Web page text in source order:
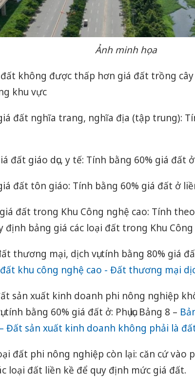
Ảnh minh họa
đất không được thấp hơn giá đất trồng
khu vực
đất nghĩa trang, nghĩa địa (tập trung):
đất giáo dục, y tế: Tính bằng 60% giá đất
đất tôn giáo: Tính bằng 60% giá đất ở
đất trong Khu Công nghệ cao: Tính
định bảng giá các loại đất trong Khu
thương mại, dịch vụ: tính bằng 80% giá đất
khu công nghệ cao - Đất thương mại
sản xuất kinh doanh phi nông nghiệp
tính bằng 60% giá đất ở: Phụ lục Bảng 8 –
Đất sản xuất kinh doanh không phải là
đất phi nông nghiệp còn lại: căn cứ vào
loại đất liền kề để quy định mức giá đất.